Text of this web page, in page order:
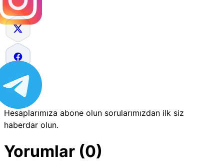
Hesaplarımıza abone olun sorularımızdan ilk siz
haberdar olun.
Yorumlar (0)